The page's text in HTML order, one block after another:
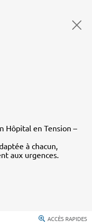
Hôpital en Tension –
à chacun,
aux urgences.
ACCÈS RAPIDES